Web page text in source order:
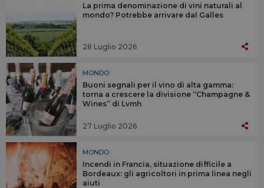
La prima denominazione di vini naturali al
mondo? Potrebbe arrivare dal Galles
28 Luglio 2026
MONDO
Buoni segnali per il vino di alta gamma:
torna a crescere la divisione “Champagne &
Wines” di Lvmh
27 Luglio 2026
MONDO
Incendi in Francia, situazione difficile a
Bordeaux: gli agricoltori in prima linea negli
aiuti